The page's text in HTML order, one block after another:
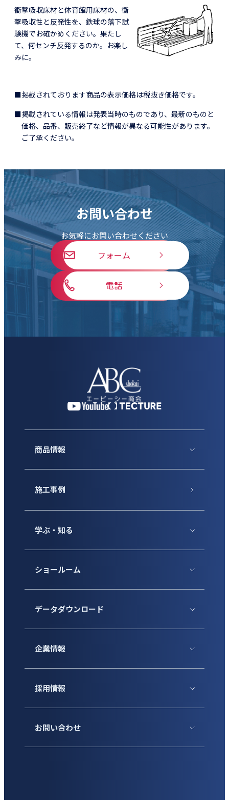
衝撃吸収床材と体育館用床材の、衝
撃吸収性と反発性を、鉄球の落下試
験機でお確かめください。果たし
て、何センチ反発するのか。お楽し
みに。
■掲載されております商品の表示価格は税抜き価格です。
■掲載されている情報は発表当時のものであり、最新のものと
価格、品番、販売終了など情報が異なる可能性があります。
ご了承ください。
お問い合わせ
お気軽にお問い合わせください
フォーム
電話
商品情報
施工事例
学ぶ・知る
ショールーム
データダウンロード
企業情報
採用情報
お問い合わせ